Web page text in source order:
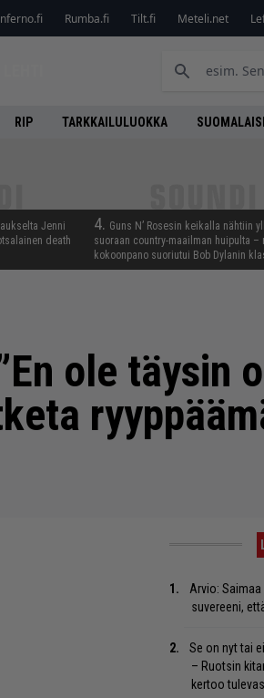
Rumba.fi Tilt.fi Meteli.net
RIP TARKKAILULUOKKA
Jenni
death
4. Guns N’ Rosesin keikalla nähtiin
suoraan country-maailman huipulta –
kokoonpano suoriutui Bob Dylanin
ole täysin
Arvio:
suvereeni,
Se on nyt tai
– Ruotsin
kertoo